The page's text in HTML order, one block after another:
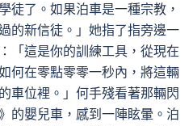
徒了。如果泊車是一種宗教，
的新信徒。」她指了指旁邊一
「這是你的訓練工具，從現在
何在零點零零一秒內，將這輛
車位裡。」何手殘看著那輛閃
的嬰兒車，感到一陣眩暈。泊